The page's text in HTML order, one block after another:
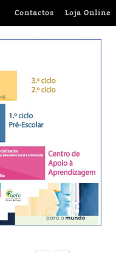
Contactos Loja Online